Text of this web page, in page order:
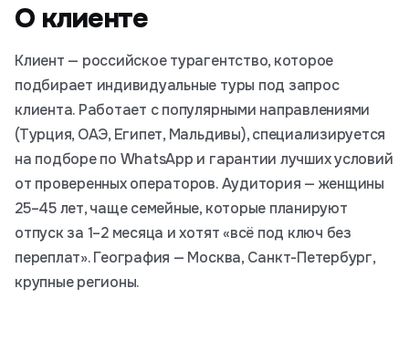
О клиенте
Клиент — российское турагентство, которое
подбирает индивидуальные туры под запрос
клиента. Работает с популярными направлениями
(Турция, ОАЭ, Египет, Мальдивы), специализируется
на подборе по WhatsApp и гарантии лучших условий
от проверенных операторов. Аудитория — женщины
25–45 лет, чаще семейные, которые планируют
отпуск за 1–2 месяца и хотят «всё под ключ без
переплат». География — Москва, Санкт-Петербург,
крупные регионы.